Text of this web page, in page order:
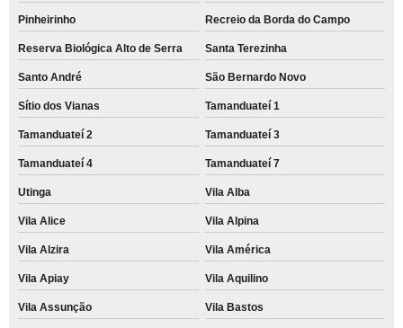
Pinheirinho Recreio da Borda do Campo
Reserva Biológica Alto de Serra Santa Terezinha
Santo André São Bernardo Novo
Sítio dos Vianas Tamanduateí 1
Tamanduateí 2 Tamanduateí 3
Tamanduateí 4 Tamanduateí 7
Utinga Vila Alba
Vila Alice Vila Alpina
Vila Alzira Vila América
Vila Apiay Vila Aquilino
Vila Assunção Vila Bastos